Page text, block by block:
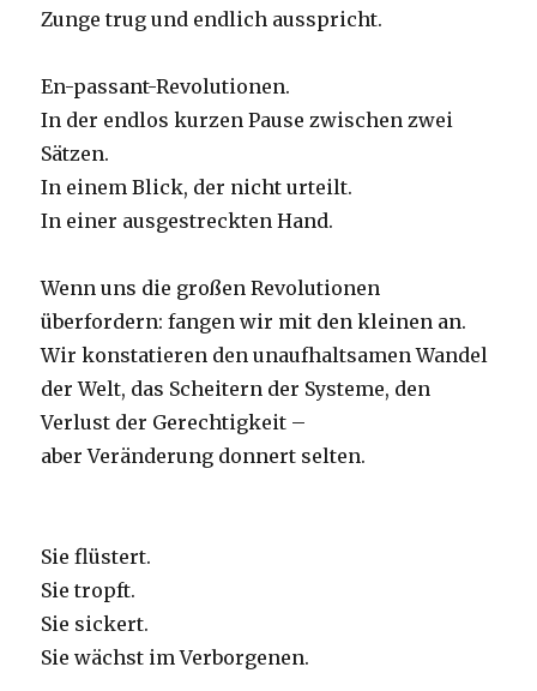
Zunge trug und endlich ausspricht.
En-passant-Revolutionen.
In der endlos kurzen Pause zwischen zwei
Sätzen.
In einem Blick, der nicht urteilt.
In einer ausgestreckten Hand.
Wenn uns die großen Revolutionen
überfordern: fangen wir mit den kleinen an.
Wir konstatieren den unaufhaltsamen Wandel
der Welt, das Scheitern der Systeme, den
Verlust der Gerechtigkeit –
aber Veränderung donnert selten.
Sie flüstert.
Sie tropft.
Sie sickert.
Sie wächst im Verborgenen.